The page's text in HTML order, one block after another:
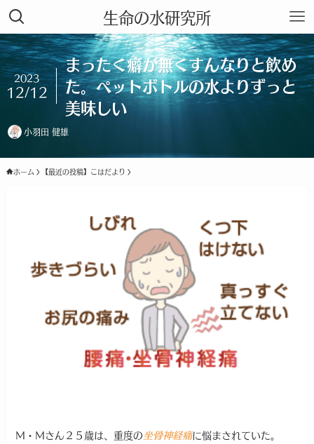
生命の水研究所
まったく癖が無くすんなりと飲め
た。ペットボトルの水よりずっと
美味しい
2023
12/12
小羽田 健雄
ホーム 【最近の投稿】こはだより
Ｍ・Ｍさん２５歳は、重度の坐骨神経痛に悩まされていた。